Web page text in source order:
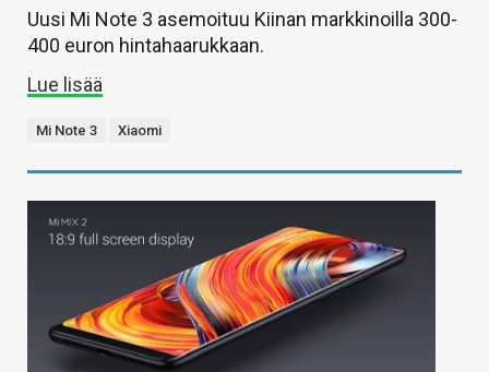
Uusi Mi Note 3 asemoituu Kiinan markkinoilla 300-
400 euron hintahaarukkaan.
Lue lisää
Mi Note 3 Xiaomi